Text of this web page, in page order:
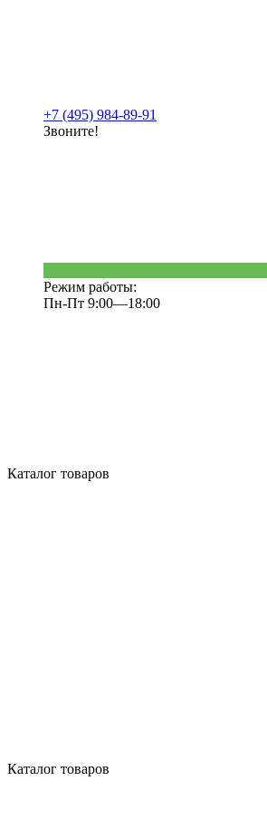
+7 (495) 984-89-91
Звоните!
Режим работы:
Пн-Пт 9:00—18:00
Каталог товаров
Каталог товаров